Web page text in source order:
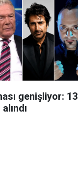
genişliyor: 13